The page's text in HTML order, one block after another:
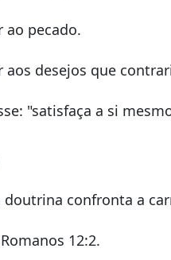
ao pecado.
aos desejos que
"satisfaça a si
doutrina confronta a
Romanos 12:2.